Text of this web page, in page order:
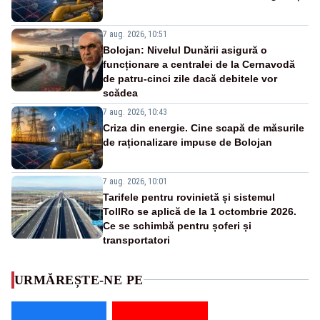
7 aug. 2026, 10:51
Bolojan: Nivelul Dunării asigură o
funcționare a centralei de la Cernavodă
de patru-cinci zile dacă debitele vor
scădea
7 aug. 2026, 10:43
Criza din energie. Cine scapă de măsurile
de raționalizare impuse de Bolojan
7 aug. 2026, 10:01
Tarifele pentru rovinietă și sistemul
TollRo se aplică de la 1 octombrie 2026.
Ce se schimbă pentru șoferi și
transportatori
URMĂREȘTE-NE PE